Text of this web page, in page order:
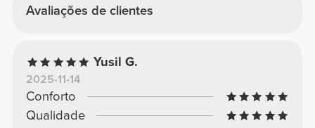
Avaliações de clientes
Yusil G.
2025-11-14
Conforto
Qualidade